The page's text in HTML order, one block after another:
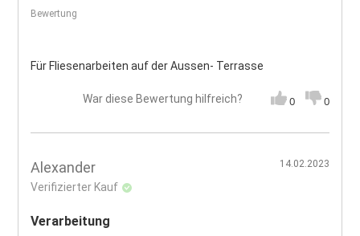
Bewertung
Für Fliesenarbeiten auf der Aussen- Terrasse
War diese Bewertung hilfreich? 0 0
Alexander
Verifizierter Kauf
14.02.2023
Verarbeitung